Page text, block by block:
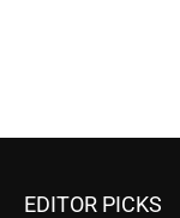
EDITOR PICKS